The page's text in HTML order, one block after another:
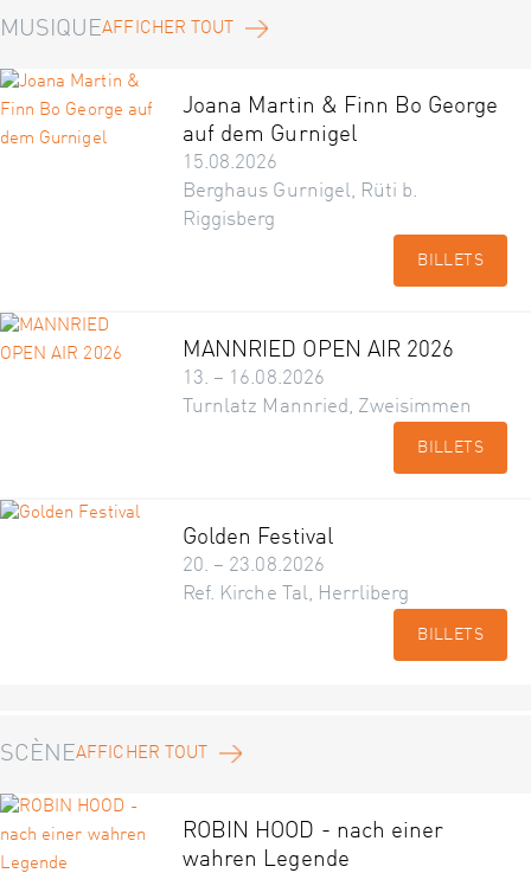
MUSIQUEAFFICHER TOUT
Joana Martin & Finn Bo George
auf dem Gurnigel
15.08.2026
Berghaus Gurnigel, Rüti b.
Riggisberg
BILLETS
MANNRIED OPEN AIR 2026
13. – 16.08.2026
Turnlatz Mannried, Zweisimmen
BILLETS
Golden Festival
20. – 23.08.2026
Ref. Kirche Tal, Herrliberg
BILLETS
SCÈNEAFFICHER TOUT
ROBIN HOOD - nach einer
wahren Legende